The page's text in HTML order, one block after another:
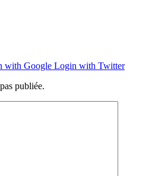
with Google Login with Twitter
publiée.